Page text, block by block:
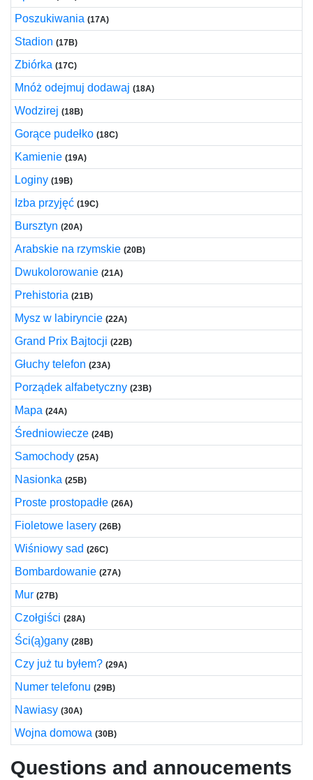
Poszukiwania (17A)
Stadion (17B)
Zbiórka (17C)
Mnóż odejmuj dodawaj (18A)
Wodzirej (18B)
Gorące pudełko (18C)
Kamienie (19A)
Loginy (19B)
Izba przyjęć (19C)
Bursztyn (20A)
Arabskie na rzymskie (20B)
Dwukolorowanie (21A)
Prehistoria (21B)
Mysz w labiryncie (22A)
Grand Prix Bajtocji (22B)
Głuchy telefon (23A)
Porządek alfabetyczny (23B)
Mapa (24A)
Średniowiecze (24B)
Samochody (25A)
Nasionka (25B)
Proste prostopadłe (26A)
Fioletowe lasery (26B)
Wiśniowy sad (26C)
Bombardowanie (27A)
Mur (27B)
Czołgiści (28A)
Ści(ą)gany (28B)
Czy już tu byłem? (29A)
Numer telefonu (29B)
Nawiasy (30A)
Wojna domowa (30B)
Questions and annoucements